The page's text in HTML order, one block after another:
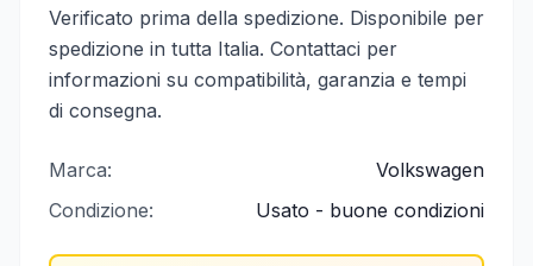
Verificato prima della spedizione. Disponibile per
spedizione in tutta Italia. Contattaci per
informazioni su compatibilità, garanzia e tempi
di consegna.
Marca:
Volkswagen
Condizione:
Usato - buone condizioni